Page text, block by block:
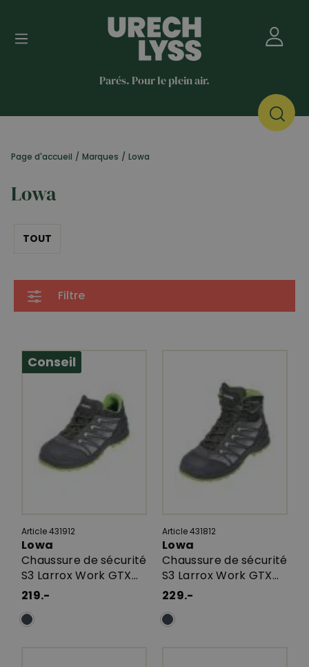
Parés. Pour le plein air.
Page d'accueil / Marques / Lowa
Lowa
TOUT
Filtre
Conseil
Article 431912
Lowa
Chaussure de sécurité
S3 Larrox Work GTX...
219.-
Article 431812
Lowa
Chaussure de sécurité
S3 Larrox Work GTX...
229.-